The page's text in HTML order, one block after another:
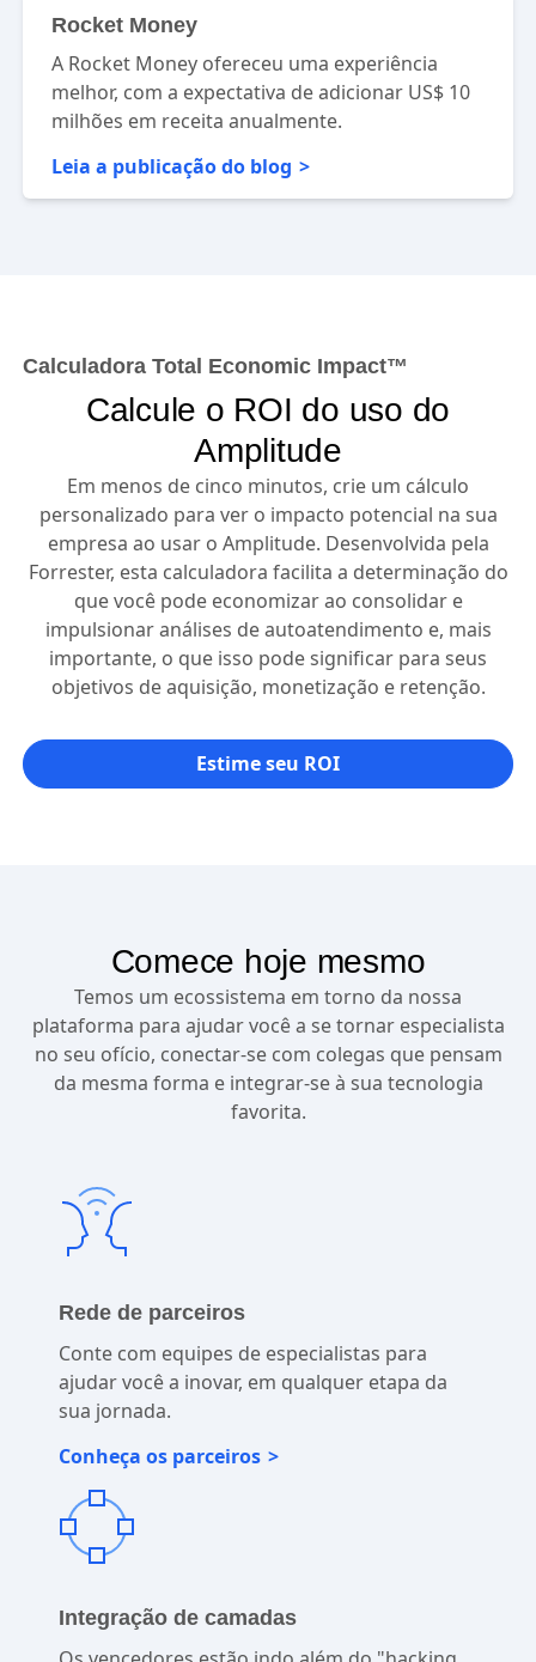
Rocket Money
A Rocket Money ofereceu uma experiência
melhor, com a expectativa de adicionar US$ 10
milhões em receita anualmente.
Leia a publicação do blog
Calculadora Total Economic Impact™
Calcule o ROI do uso do
Amplitude
Em menos de cinco minutos, crie um cálculo
personalizado para ver o impacto potencial na sua
empresa ao usar o Amplitude. Desenvolvida pela
Forrester, esta calculadora facilita a determinação do
que você pode economizar ao consolidar e
impulsionar análises de autoatendimento e, mais
importante, o que isso pode significar para seus
objetivos de aquisição, monetização e retenção.
Estime seu ROI
Comece hoje mesmo
Temos um ecossistema em torno da nossa
plataforma para ajudar você a se tornar especialista
no seu ofício, conectar-se com colegas que pensam
da mesma forma e integrar-se à sua tecnologia
favorita.
Rede de parceiros
Conte com equipes de especialistas para
ajudar você a inovar, em qualquer etapa da
sua jornada.
Conheça os parceiros
Integração de camadas